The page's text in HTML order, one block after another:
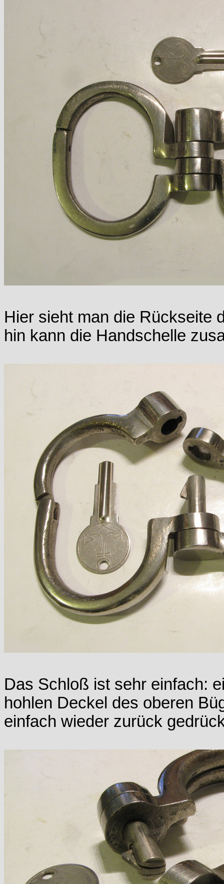
Hier sieht man die Rückseite
hin kann die Handschelle
Das Schloß ist sehr einfach:
hohlen Deckel des oberen
einfach wieder zurück